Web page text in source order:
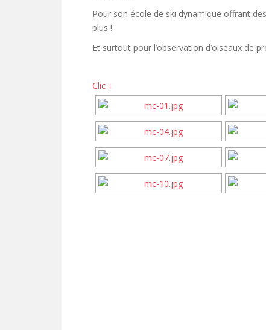
Pour son école de ski dynamique offrant
plus !
Et surtout pour l’observation d’oiseaux de
Clic ↓